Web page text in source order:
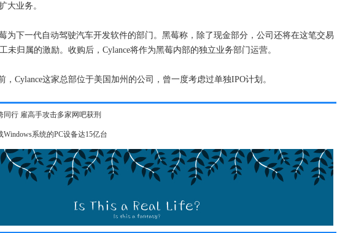
大业务。
为下一代自动驾驶汽车开发软件的部门。黑莓称，除了现金部分，公司还将在这笔交易
未归属的激励。收购后，Cylance将作为黑莓内部的独立业务部门运营。
，Cylance这家总部位于美国加州的公司，曾一度考虑过单独IPO计划。
同行 雇高手攻击多家网吧获刑
Windows系统的PC设备达15亿台